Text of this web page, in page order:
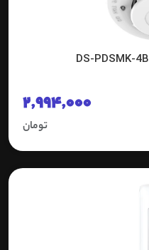
2,994,000
تومان